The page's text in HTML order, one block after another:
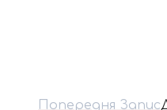
Попередня Запис